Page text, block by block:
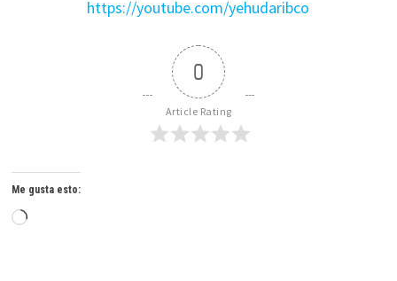
https://youtube.com/yehudaribco
0
Article Rating
Me gusta esto:
Cargando...